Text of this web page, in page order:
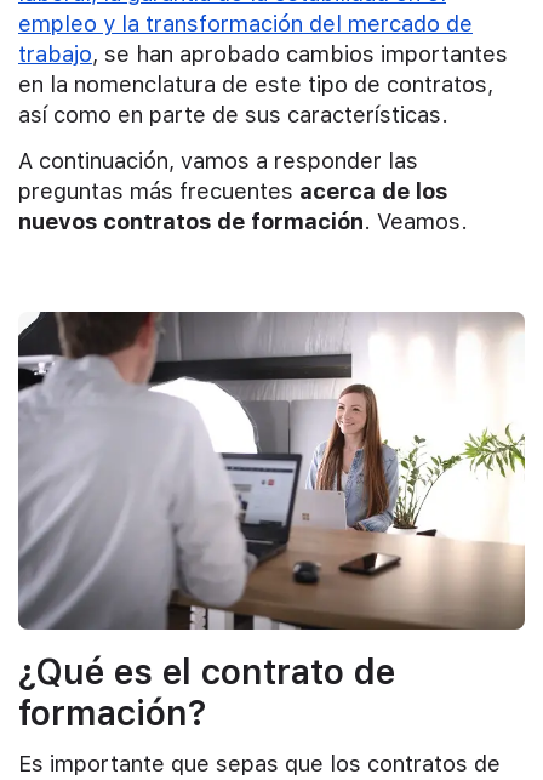
empleo y la transformación del mercado de
trabajo, se han aprobado cambios importantes
en la nomenclatura de este tipo de contratos,
así como en parte de sus características.
A continuación, vamos a responder las
preguntas más frecuentes acerca de los
nuevos contratos de formación. Veamos.
¿Qué es el contrato de
formación?
Es importante que sepas que los contratos de